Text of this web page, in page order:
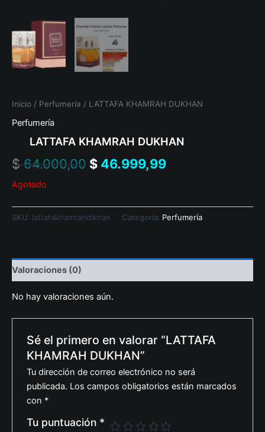
Inicio / Perfumería / LATTAFA KHAMRAH DUKHAN
Perfumería
LATTAFA KHAMRAH DUKHAN
$64.000,00 $ 46.999,99
Agotado
SKU: lattafakhamrahdikhan Categoría: Perfumería
Valoraciones (0)
No hay valoraciones aún.
Sé el primero en valorar “LATTAFA
KHAMRAH DUKHAN”
Tu dirección de correo electrónico no será
publicada. Los campos obligatorios están marcados
con *
Tu puntuación *